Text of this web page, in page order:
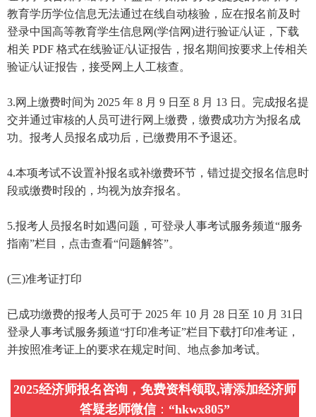
教育学历学位信息无法通过在线自动核验，应在报名前及时
登录中国高等教育学生信息网(学信网)进行验证/认证，下载
相关 PDF 格式在线验证/认证报告，报名期间按要求上传相关
验证/认证报告，接受网上人工核查。
3.网上缴费时间为 2025 年 8 月 9 日至 8 月 13 日。完成报名提
交并通过审核的人员可进行网上缴费，缴费成功方为报名成
功。报考人员报名成功后，已缴费用不予退还。
4.本项考试不设置补报名或补缴费环节，错过提交报名信息时
段或缴费时段的，均视为放弃报名。
5.报考人员报名时如遇问题，可登录人事考试服务频道“服务
指南”栏目，点击查看“问题解答”。
(三)准考证打印
已成功缴费的报考人员可于 2025 年 10 月 28 日至 10 月 31日
登录人事考试服务频道“打印准考证”栏目下载打印准考证，
并按照准考证上的要求在规定时间、地点参加考试。
2025经济师报名咨询，免费资料领取,请添加经济师
答疑老师微信： “hkwx805”